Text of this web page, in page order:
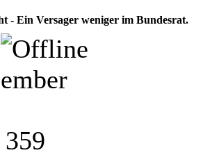
- Ein Versager weniger im Bundesrat.